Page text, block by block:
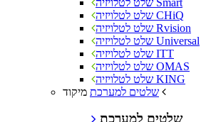
שלט לטלויזיה CHiQ
שלט לטלויזיה Rvision
שלט לטלויזיה Universal
שלט לטלויזיה ITT
שלט לטלויזיה OMAS
שלט לטלויזיה KING
שלטים למערכת